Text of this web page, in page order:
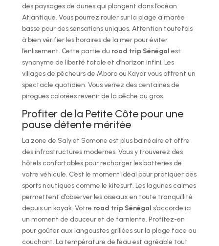
des paysages de dunes qui plongent dans l’océan
Atlantique. Vous pourrez rouler sur la plage à marée
basse pour des sensations uniques. Attention toutefois
à bien vérifier les horaires de la mer pour éviter
l’enlisement. Cette partie du road trip Sénégal est
synonyme de liberté totale et d’horizon infini. Les
villages de pêcheurs de Mboro ou Kayar vous offrent un
spectacle quotidien. Vous verrez des centaines de
pirogues colorées revenir de la pêche au gros.
Profiter de la Petite Côte pour une
pause détente méritée
La zone de Saly et Somone est plus balnéaire et offre
des infrastructures modernes. Vous y trouverez des
hôtels confortables pour recharger les batteries de
votre véhicule. C’est le moment idéal pour pratiquer des
sports nautiques comme le kitesurf. Les lagunes calmes
permettent d’observer les oiseaux en toute tranquillité
depuis un kayak. Votre road trip Sénégal s’accorde ici
un moment de douceur et de farniente. Profitez-en
pour goûter aux langoustes grillées sur la plage face au
couchant. La température de l’eau est agréable tout